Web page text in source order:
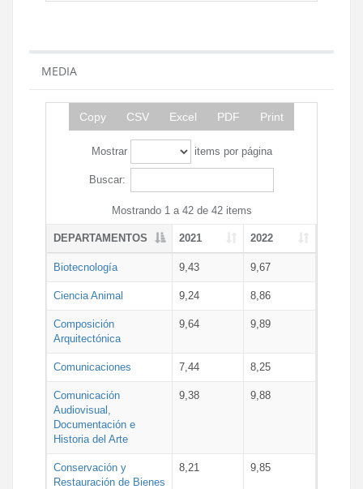
MEDIA
Copy CSV Excel PDF Print
Mostrar items por página
Buscar:
Mostrando 1 a 42 de 42 items
DEPARTAMENTOS 2021 2022
Biotecnología 9,43 9,67
Ciencia Animal 9,24 8,86
Composición
Arquitectónica
9,64 9,89
Comunicaciones 7,44 8,25
Comunicación
Audiovisual,
Documentación e
Historia del Arte
9,38 9,88
Conservación y
Restauración de Bienes
8,21 9,85